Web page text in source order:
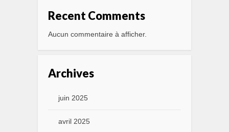
Recent Comments
Aucun commentaire à afficher.
Archives
juin 2025
avril 2025